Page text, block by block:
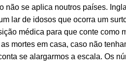
se aplica noutros países.
lar de idosos que ocorra um
médica para que conte como
mortes em casa, caso não
se alargarmos a escala. Os